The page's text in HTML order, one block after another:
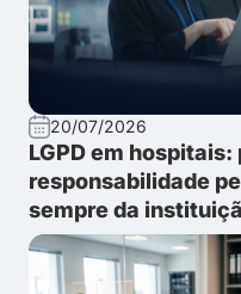
20/07/2026
LGPD em hospitais:
responsabilidade
sempre da